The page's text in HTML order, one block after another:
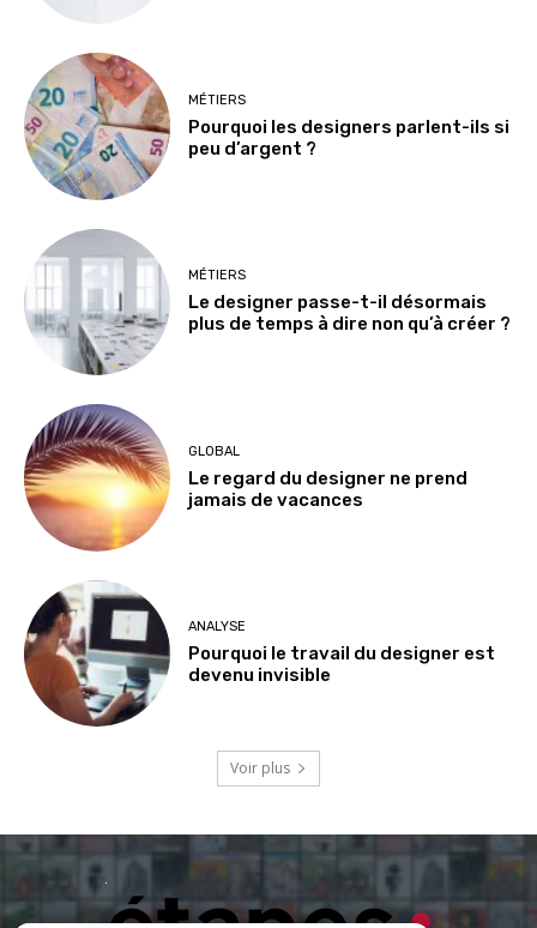
MÉTIERS
Pourquoi les designers parlent-ils si
peu d’argent ?
MÉTIERS
Le designer passe-t-il désormais
plus de temps à dire non qu’à créer ?
GLOBAL
Le regard du designer ne prend
jamais de vacances
ANALYSE
Pourquoi le travail du designer est
devenu invisible
Voir plus